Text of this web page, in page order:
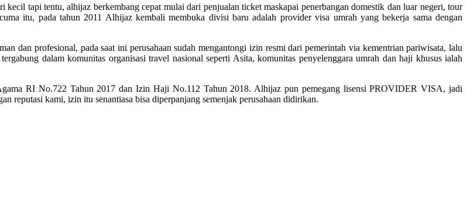
tapi tentu, alhijaz berkembang cepat mulai dari penjualan ticket maskapai penerbangan domestik dan luar negeri, tour
itu, pada tahun 2011 Alhijaz kembali membuka divisi baru adalah provider visa umrah yang bekerja sama dengan
dan profesional, pada saat ini perusahaan sudah mengantongi izin resmi dari pemerintah via kementrian pariwisata, lalu
dalam komunitas organisasi travel nasional seperti Asita, komunitas penyelenggara umrah dan haji khusus ialah
RI No.722 Tahun 2017 dan Izin Haji No.112 Tahun 2018. Alhijaz pun pemegang lisensi PROVIDER VISA, jadi
reputasi kami, izin itu senantiasa bisa diperpanjang semenjak perusahaan didirikan.